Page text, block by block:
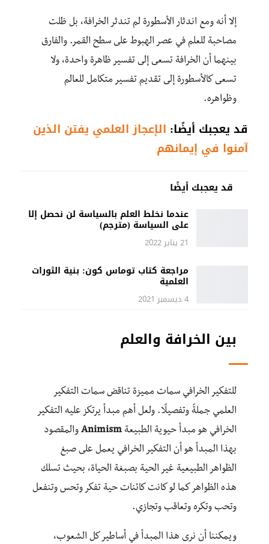
إلا أنه ومع اندثار الأسطورة لم تندثر الخرافة، بل ظلت
مصاحبة للعلم في عصر الهبوط على سطح القمر. والفارق
بينهما أن الخرافة تسعى إلى تفسير ظاهرة واحدة، ولا
تسعى كالأسطورة إلى تقديم تفسير متكامل للعالم
وظواهره.
قد يعجبك أيضًا: الإعجاز العلمي يفتن الذين
آمنوا في إيمانهم
قد يعجبك أيضًا
عندما نخلط العلم بالسياسة لن نحصل إلا
على السياسة (مترجم)
21 يناير 2022
مراجعة كتاب توماس كون: بنية الثورات
العلمية
4 ديسمبر 2021
بين الخرافة والعلم
للتفكير الخرافي سمات مميزة تناقض سمات التفكير
العلمي جملةً وتفصيلًا. ولعل أهم مبدأ يرتكز عليه التفكير
الخرافي هو مبدأ حيوية الطبيعة Animismوالمقصود
بهذا المبدأ هو أن التفكير الخرافي يعمل على صبغ
الظواهر الطبيعية غير الحية بصبغة الحياة، بحيث تسلك
هذه الظواهر كما لو كانت كائنات حية تفكر وتحس وتنفعل
وتحب وتكره وتعاقب وتجازي.
ويمكننا أن نرى هذا المبدأ في أساطير كل الشعوب،